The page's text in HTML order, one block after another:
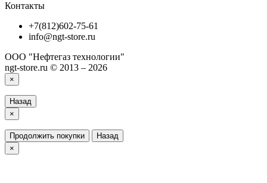
Контакты
+7(812)602-75-61
info@ngt-store.ru
ООО "Нефтегаз технологии"
ngt-store.ru © 2013 – 2026
×
Назад
×
Продолжить покупки
Назад
×